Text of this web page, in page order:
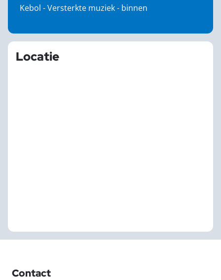
Kebol - Versterkte muziek - binnen
Locatie
Contact